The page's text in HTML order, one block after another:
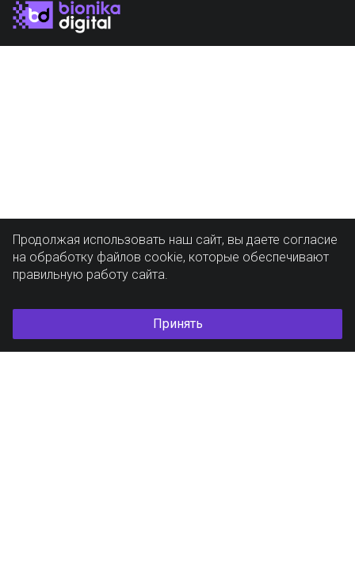
Продолжая использовать наш сайт, вы даете согласие
на обработку файлов cookie, которые обеспечивают
правильную работу сайта.
Принять